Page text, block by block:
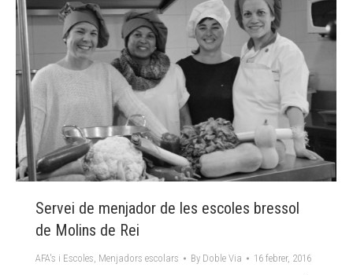
Servei de menjador de les escoles bressol
de Molins de Rei
AFA's i Escoles, Menjadors escolars By Doble Via 16 febrer, 2016